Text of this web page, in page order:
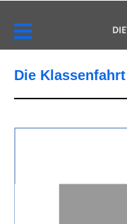
Die Klassenfahrt